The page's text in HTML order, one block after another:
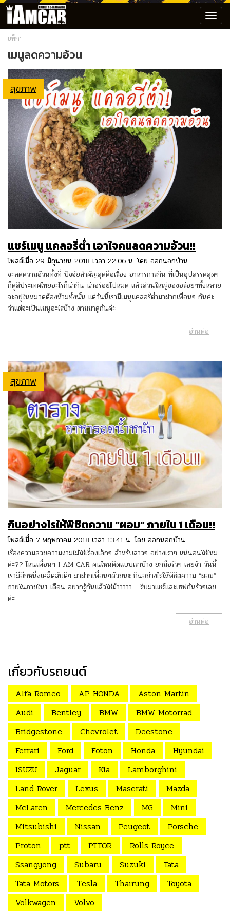
แท็ก:
เมนูลดความอ้วน
สุขภาพ
แชร์เมนู แคลอรี่ต่ำ เอาใจคนลดความอ้วน!!
โพสต์เมื่อ 29 มิถุนายน 2018 เวลา 22:06 น. โดย ออกนอกบ้าน
จะลดความอ้วนทั้งที่ ปัจจัยสำคัญสุดคือเรื่อง อาหารการกิน ที่เป็นอุปสรรคสุดๆ
ก็ดูสิประเทศไทยอะไรก็น่ากิน น่าอร่อยไปหมด แล้วส่วนใหญ่ของอร่อยๆทั้งหลาย
จะอยู่ในหมวดต้องห้ามทั้งนั้น แต่วันนี้เรามีเมนูแคลอรี่ต่ำมาฝากเพื่อนๆ กันค่ะ
ว่าแต่จะเป็นเมนูอะไรบ้าง ตามมาดูกันค่ะ
อ่านต่อ
สุขภาพ
กินอย่างไรให้พิชิตความ “ผอม” ภายใน 1 เดือน!!
โพสต์เมื่อ 7 พฤษภาคม 2018 เวลา 13:41 น. โดย ออกนอกบ้าน
เรื่องความสวยความงามไม่ใช่เรื่องเล็กๆ สำหรับสาวๆ อย่างเราๆ แน่นอนใช่ไหม
ค่ะ?? ไหนเพื่อนๆ I AM CAR คนไหนคิดแบบเราบ้าง ยกมือรัวๆ เลยจ้า วันนี้
เรามีอีกหนึ่งเคล็ดลับดีๆ มาฝากเพื่อนๆด้วยนะ กินอย่างไรให้พิชิตความ “ผอม”
ภายในภายใน1 เดือน อยากรู้กันแล้วใช่ม้าาาาา…..รีบมาแชร์และเซฟกันรัวๆเลย
ค่ะ
อ่านต่อ
เกี่ยวกับรถยนต์
Alfa Romeo AP HONDA
Aston Martin
Audi
Bentley BMW
BMW Motorrad
Bridgestone
Chevrolet
Deestone
Ferrari
Ford Foton Honda
Hyundai
ISUZU
Jaguar Kia
Lamborghini
Land Rover
Lexus Maserati
Mazda
McLaren
Mercedes Benz MG
Mini
Mitsubishi
Nissan Peugeot
Porsche
Proton
ptt PTTOR
Rolls Royce
Ssangyong
Subaru Suzuki
Tata
Tata Motors
Tesla Thairung
Toyota
Volkwagen
Volvo